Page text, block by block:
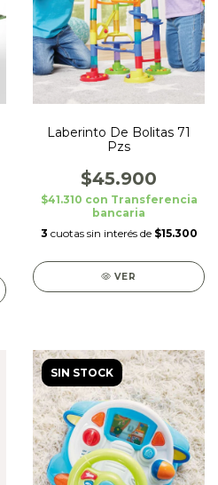
Laberinto De Bolitas 71
Pzs
$45.900
$41.310 con Transferencia
bancaria
3 cuotas sin interés de $15.300
VER
SIN STOCK